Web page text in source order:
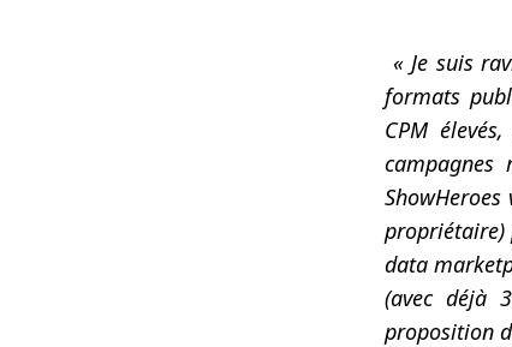
« Je suis
formats
CPM
campagnes
propriétaire)
data
(avec déjà
proposition